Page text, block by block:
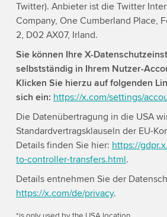
Twitter). Anbieter ist die Twitter
Company, One Cumberland Place,
2, D02 AX07, Irland.
Sie können Ihre X-
selbstständig in Ihrem Nutzer-
Klicken Sie hierzu auf folgenden
sich ein: https://x.com/settings/
Die Datenübertragung in die USA
Standardvertragsklauseln der EU-
Details finden Sie hier: https://
to-controller-transfers.html.
Details entnehmen Sie der
https://x.com/de/privacy.